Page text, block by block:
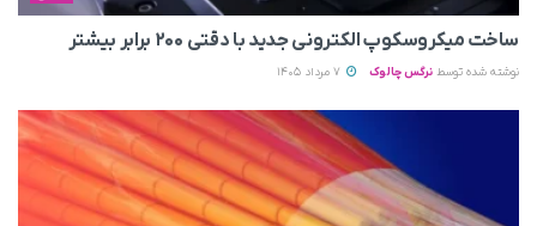
ساخت میکروسکوپ الکترونی جدید با دقتی ۲۰۰ برابر بیشتر
نوشته شده توسط نرگس چالوک